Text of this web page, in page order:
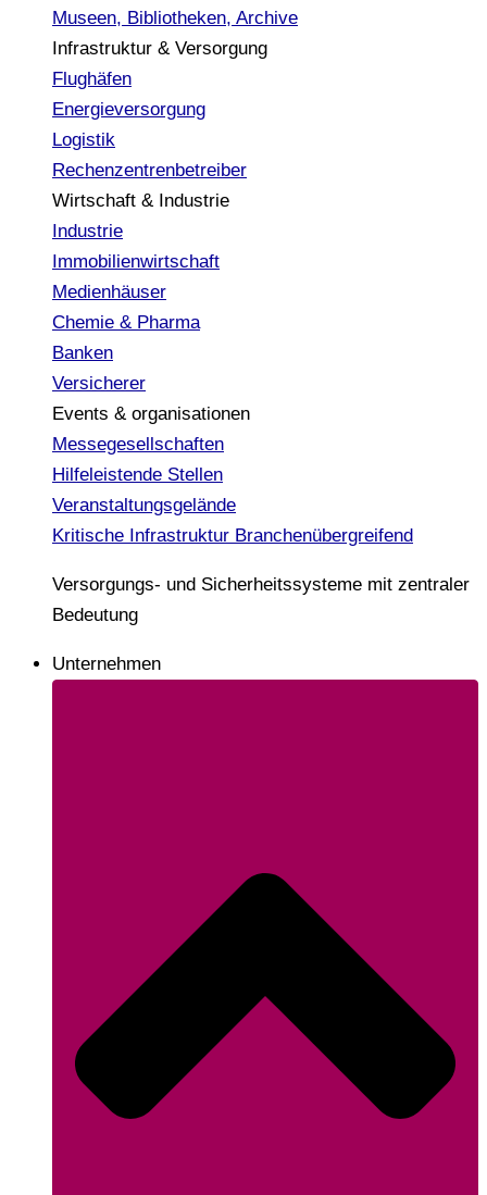
Museen, Bibliotheken, Archive
Infrastruktur & Versorgung
Flughäfen
Energieversorgung
Logistik
Rechenzentrenbetreiber
Wirtschaft & Industrie
Industrie
Immobilienwirtschaft
Medienhäuser
Chemie & Pharma
Banken
Versicherer
Events & organisationen
Messegesellschaften
Hilfeleistende Stellen
Veranstaltungsgelände
Kritische Infrastruktur Branchenübergreifend
Versorgungs- und Sicherheitssysteme mit zentraler
Bedeutung
Unternehmen